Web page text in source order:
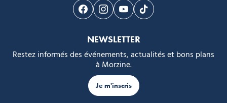
Suivez-nous sur Facebook
Suivez-nous sur Instagram
Suivez-nous sur Youtube
Suivez-nous sur
NEWSLETTER
Restez informés des événements, actualités et bons plans
à Morzine.
Je m'inscris